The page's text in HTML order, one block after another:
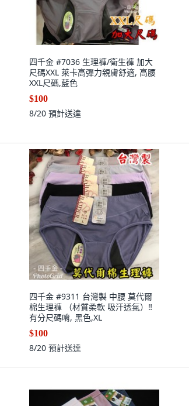
四千金 #7036 生理褲/衛生褲 加大
尺碼XXL 萊卡高彈力親膚舒適, 高腰
XXL尺碼,藍色
$100
8/20 預計送達
四千金 #9311 台灣製 中腰 莫代爾
棉生理褲 （材質柔軟 吸汗透氣）‼
有分尺碼唷, 黑色,XL
$100
8/20 預計送達